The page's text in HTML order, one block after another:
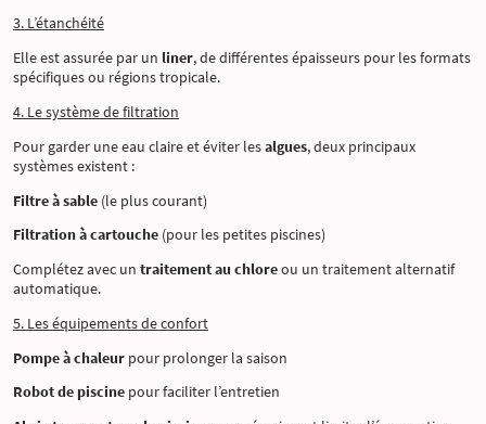
3. L’étanchéité
Elle est assurée par un liner, de différentes épaisseurs pour les formats
spécifiques ou régions tropicale.
4. Le système de filtration
Pour garder une eau claire et éviter lesalgues, deux principaux
systèmes existent :
Filtre à sable (le plus courant)
Filtration à cartouche (pour les petites piscines)
Complétez avec un traitement au chloreou un traitement alternatif
automatique.
5. Les équipements de confort
Pompe à chaleur pour prolonger la saison
Robot de piscine pour faciliter l’entretien